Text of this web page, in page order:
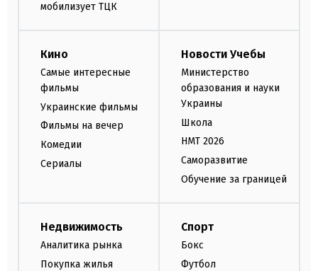
мобилизует ТЦК
Кино
Самые интересные
фильмы
Украинские фильмы
Фильмы на вечер
Комедии
Сериалы
Новости Учебы
Министерство
образования и науки
Украины
Школа
НМТ 2026
Саморазвитие
Обучение за границей
Недвижимость
Аналитика рынка
Покупка жилья
Спорт
Бокс
Футбол